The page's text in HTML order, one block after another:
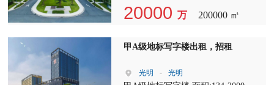
熟，无缝连接高端制造，智能科技行
您的企业快速发展和腾飞！！
铁6号线边上，全新幕墙玻璃，现代
工艺厂房和写字楼两用，价格优惠：
20000 万 200000 ㎡
甲A级地标写字楼出租，招租
光明 - 光明